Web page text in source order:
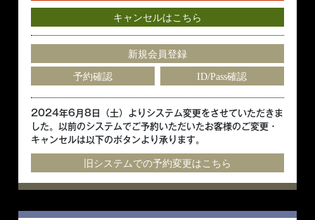
キャンセルはこちら
新規会員登録
予約確認 ID/Pass確認
2024年6月8日（土）よりシステム変更をさせていただきま
した。以前のシステムでご予約いただいたお客様のご変更・
キャンセルは以下のボタンより承ります。
旧システムでの予約変更はこちら